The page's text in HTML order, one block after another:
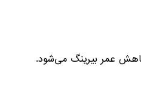
عمر بیرینگ می‌شود.